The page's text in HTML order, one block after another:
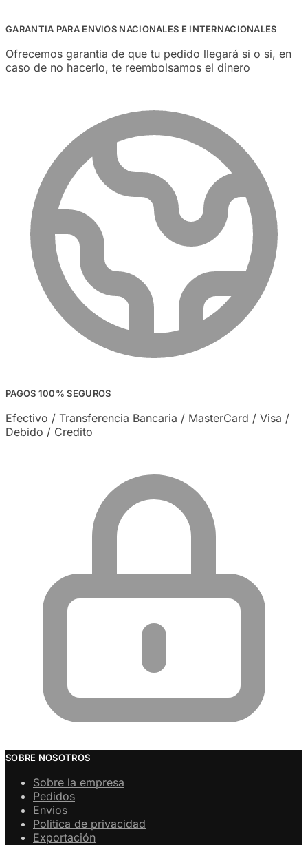
GARANTIA PARA ENVIOS NACIONALES E INTERNACIONALES
Ofrecemos garantia de que tu pedido llegará si o si, en
caso de no hacerlo, te reembolsamos el dinero
PAGOS 100% SEGUROS
Efectivo / Transferencia Bancaria / MasterCard / Visa /
Debido / Credito
SOBRE NOSOTROS
Sobre la empresa
Pedidos
Envios
Politica de privacidad
Exportación